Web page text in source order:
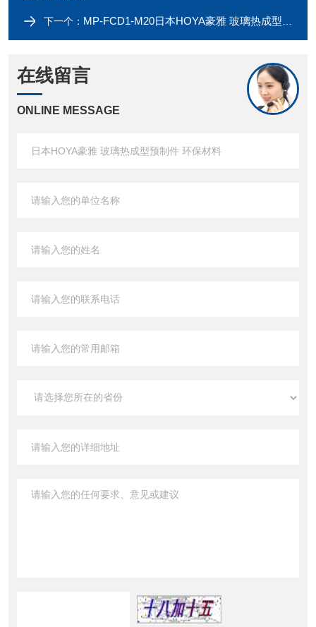
下一个： MP-FCD1-M20日本HOYA豪雅 玻璃热成型预制件 环保材料
在线留言
ONLINE MESSAGE